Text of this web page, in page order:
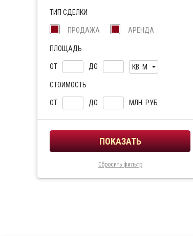
ТИП СДЕЛКИ
ПРОДАЖА АРЕНДА
ПЛОЩАДЬ
ОТ ДО КВ. М
СТОИМОСТЬ
ОТ ДО МЛН. РУБ
Сбросить фильтр